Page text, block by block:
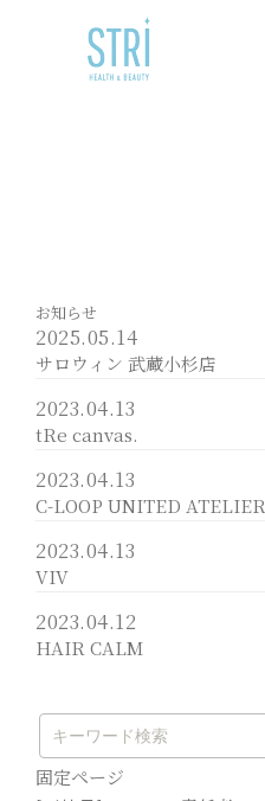
お知らせ
2025.05.14
サロウィン 武蔵小杉店
2023.04.13
tRe canvas.
2023.04.13
C-LOOP UNITED ATELIER
2023.04.13
VIV
2023.04.12
HAIR CALM
固定ページ